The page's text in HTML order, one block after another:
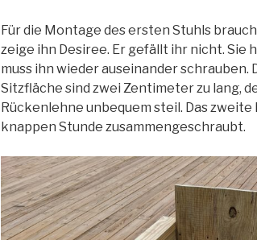
Für die Montage des ersten Stuhls
zeige ihn Desiree. Er gefällt ihr nicht. Sie
muss ihn wieder auseinander schrauben.
Sitzfläche sind zwei Zentimeter zu lang,
Rückenlehne unbequem steil. Das
knappen Stunde zusammengeschraubt.